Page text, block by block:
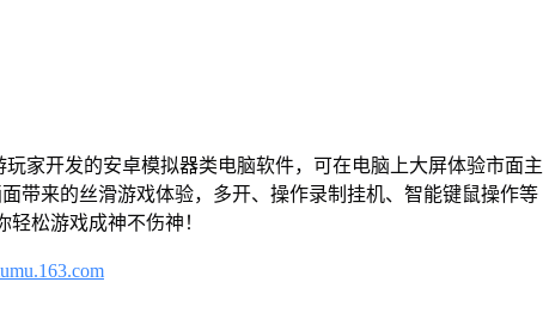
家开发的安卓模拟器类电脑软件，可在电脑上大屏体验市面主
带来的丝滑游戏体验，多开、操作录制挂机、智能键鼠操作等
松游戏成神不伤神！